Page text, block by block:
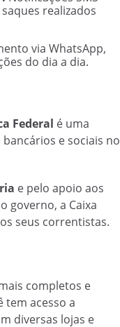
realizados
via WhatsApp,
do dia a dia.
Federal é uma
e sociais no
e pelo apoio aos
governo, a Caixa
seus correntistas.
completos e
tem acesso a
diversas lojas e